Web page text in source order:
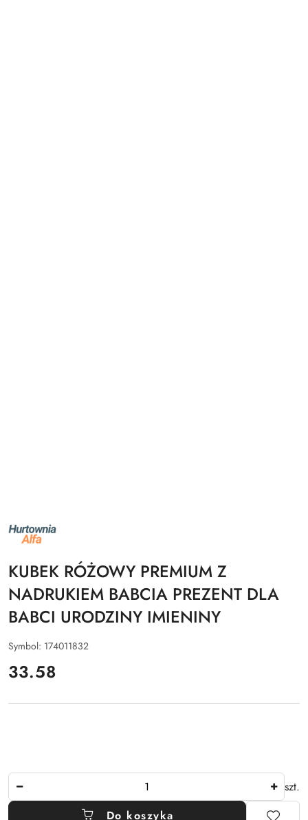
NAZWA
PRODUCENTA:
ALFA
KUBEK RÓŻOWY PREMIUM Z
NADRUKIEM BABCIA PREZENT DLA
BABCI URODZINY IMIENINY
Symbol: 174011832
cena:
33.58
szt.
Do koszyka